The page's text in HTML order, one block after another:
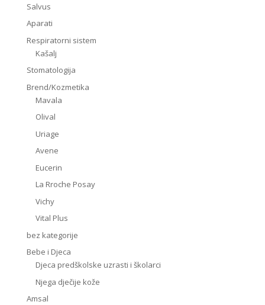
Salvus
Aparati
Respiratorni sistem
Kašalj
Stomatologija
Brend/Kozmetika
Mavala
Olival
Uriage
Avene
Eucerin
La Rroche Posay
Vichy
Vital Plus
bez kategorije
Bebe i Djeca
Djeca predškolske uzrasti i školarci
Njega dječije kože
Amsal